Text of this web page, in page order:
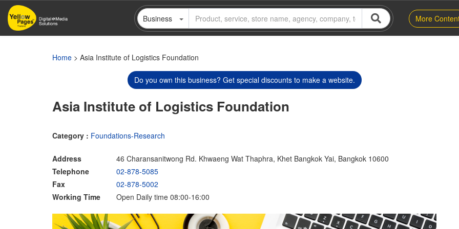
Skip
main
Business More
Home > Asia Institute of Logistics Foundation
Do you own this business? Get special discounts to make a website.
Asia Institute of Logistics Foundation
Category : Foundations-Research
Address
46 Charansanitwong Rd. Khwaeng Wat Thaphra, Khet Bangkok Yai, Bangkok 10600
Telephone
02-878-5085
Fax
02-878-5002
Working Time
Open Daily time 08:00-16:00